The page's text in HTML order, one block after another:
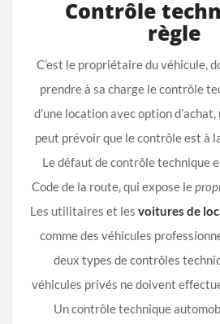
Contrôle
règle
C’est le propriétaire du véhicule,
prendre à sa charge le contrôle
d’une location avec option
peut prévoir que le contrôle est à
Le défaut de contrôle technique
Code de la route, qui expose le
Les utilitaires et les voitures de
comme des véhicules
deux types de contrôles
véhicules privés ne doivent
Un contrôle technique